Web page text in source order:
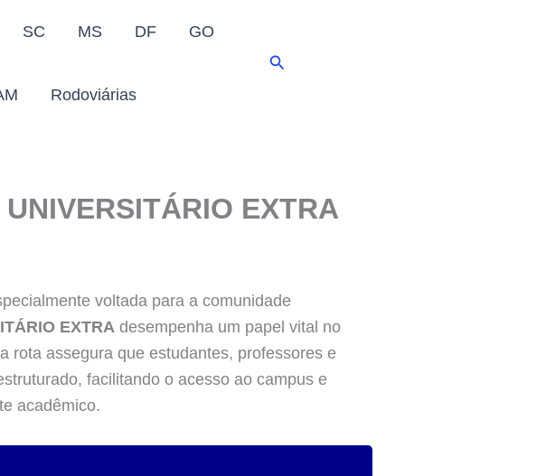
SC MS DF GO
Rodoviárias
Pesquisar
EXTRA
voltada para a comunidade
EXTRA desempenha um papel vital no
rota assegura que estudantes, professores e
facilitando o acesso ao campus e
acadêmico.